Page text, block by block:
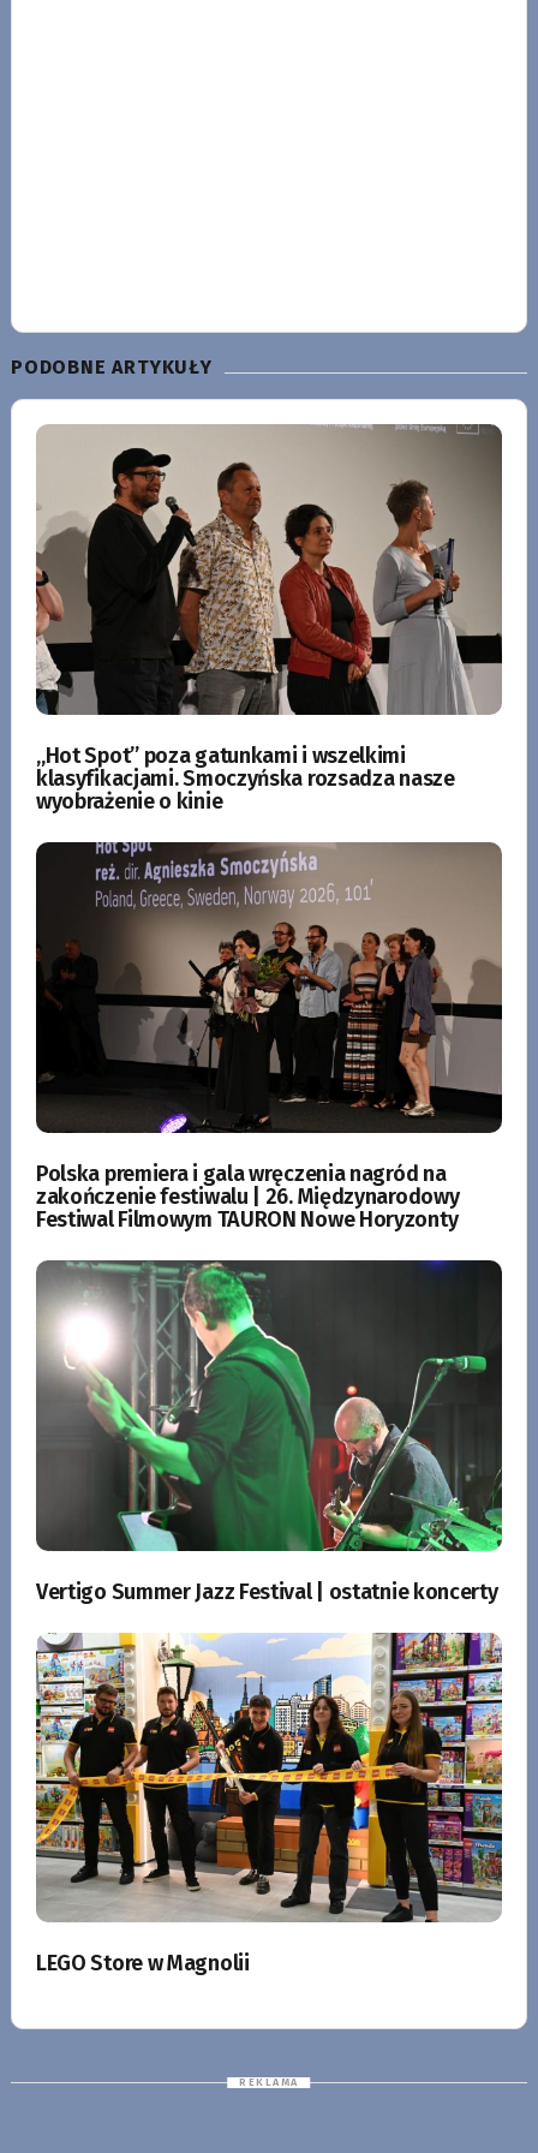
PODOBNE ARTYKUŁY
„Hot Spot” poza gatunkami i wszelkimi
klasyfikacjami. Smoczyńska rozsadza nasze
wyobrażenie o kinie
Polska premiera i gala wręczenia nagród na
zakończenie festiwalu | 26. Międzynarodowy
Festiwal Filmowym TAURON Nowe Horyzonty
Vertigo Summer Jazz Festival | ostatnie koncerty
LEGO Store w Magnolii